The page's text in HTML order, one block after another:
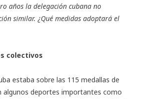
años la delegación cubana no
similar. ¿Qué medidas adoptará el
colectivos
estaba sobre las 115 medallas de
algunos deportes importantes como